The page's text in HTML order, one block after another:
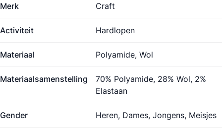
Merk
Craft
Activiteit Hardlopen
Materiaal Polyamide, Wol
Materiaalsamenstelling
70% Polyamide, 28% Wol, 2%
Elastaan
Gender Heren, Dames, Jongens, Meisjes